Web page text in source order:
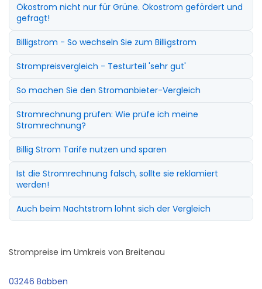
Ökostrom nicht nur für Grüne. Ökostrom gefördert und
gefragt!
Billigstrom - So wechseln Sie zum Billigstrom
Strompreisvergleich - Testurteil 'sehr gut'
So machen Sie den Stromanbieter-Vergleich
Stromrechnung prüfen: Wie prüfe ich meine
Stromrechnung?
Billig Strom Tarife nutzen und sparen
Ist die Stromrechnung falsch, sollte sie reklamiert
werden!
Auch beim Nachtstrom lohnt sich der Vergleich
Strompreise im Umkreis von Breitenau
03246 Babben